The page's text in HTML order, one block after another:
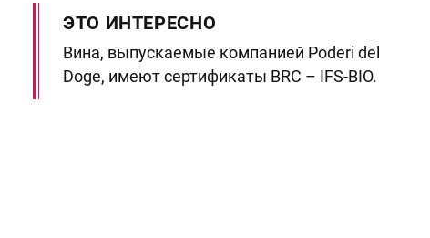
ЭТО ИНТЕРЕСНО
Вина, выпускаемые компанией Poderi del
Doge, имеют сертификаты BRC – IFS-BIO.